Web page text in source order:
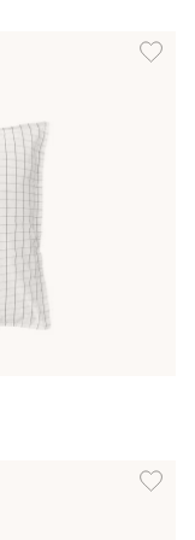
Lägg
Lägg